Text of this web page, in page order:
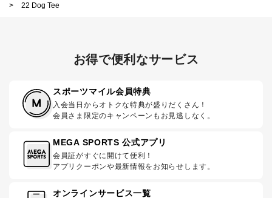
>
22 Dog Tee
お得で便利なサービス
スポーツマイル会員特典
入会当日からオトクな特典が盛りだくさん！
会員さま限定のキャンペーンもお見逃しなく。
MEGA SPORTS 公式アプリ
会員証がすぐに開けて便利！
アプリクーポンや最新情報をお知らせします。
オンラインサービス一覧